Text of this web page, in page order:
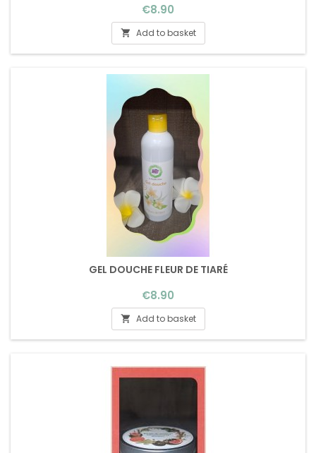
Price
€8.90
 Add to basket
GEL DOUCHE FLEUR DE TIARÉ
Price
€8.90
 Add to basket